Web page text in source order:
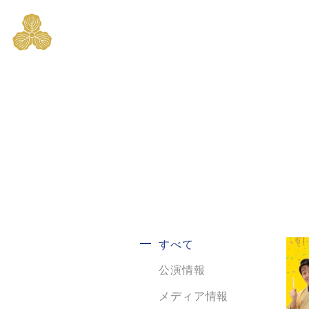
すべて
公演情報
メディア情報